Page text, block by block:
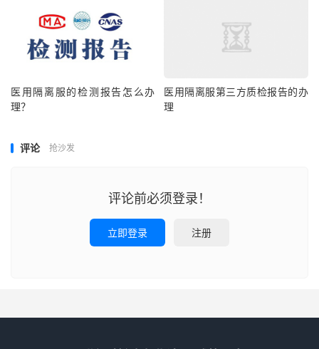
医用隔离服的检测报告怎么办
理？
医用隔离服第三方质检报告的办
理
评论 抢沙发
评论前必须登录！
立即登录 注册